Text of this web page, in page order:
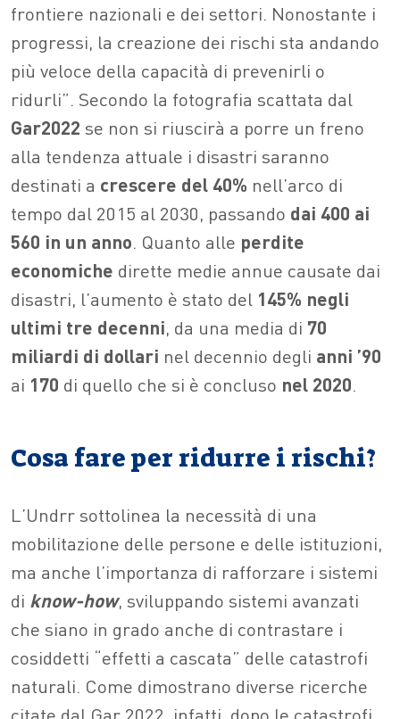
frontiere nazionali e dei settori. Nonostante i
progressi, la creazione dei rischi sta andando
più veloce della capacità di prevenirli o
ridurli”. Secondo la fotografia scattata dal
Gar2022 se non si riuscirà a porre un freno
alla tendenza attuale i disastri saranno
destinati a crescere del 40% nell’arco di
tempo dal 2015 al 2030, passando dai 400 ai
560 in un anno. Quanto alle perdite
economiche dirette medie annue causate dai
disastri, l’aumento è stato del 145% negli
ultimi tre decenni, da una media di 70
miliardi di dollari nel decennio degli anni ’90
ai 170 di quello che si è concluso nel 2020.
Cosa fare per ridurre i rischi?
L’Undrr sottolinea la necessità di una
mobilitazione delle persone e delle istituzioni,
ma anche l’importanza di rafforzare i sistemi
di know-how, sviluppando sistemi avanzati
che siano in grado anche di contrastare i
cosiddetti “effetti a cascata” delle catastrofi
naturali. Come dimostrano diverse ricerche